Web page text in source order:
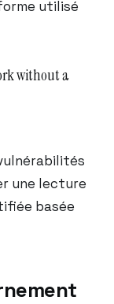
utilisé
without a
une lecture
basée